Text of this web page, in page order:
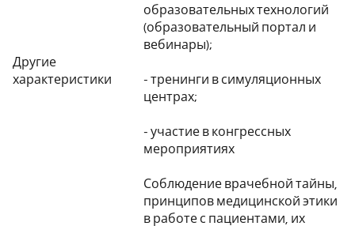
Другие
характеристики
образовательных технологий
(образовательный портал и
вебинары);
- тренинги в симуляционных
центрах;
- участие в конгрессных
мероприятиях
Соблюдение врачебной тайны,
принципов медицинской этики
в работе с пациентами, их